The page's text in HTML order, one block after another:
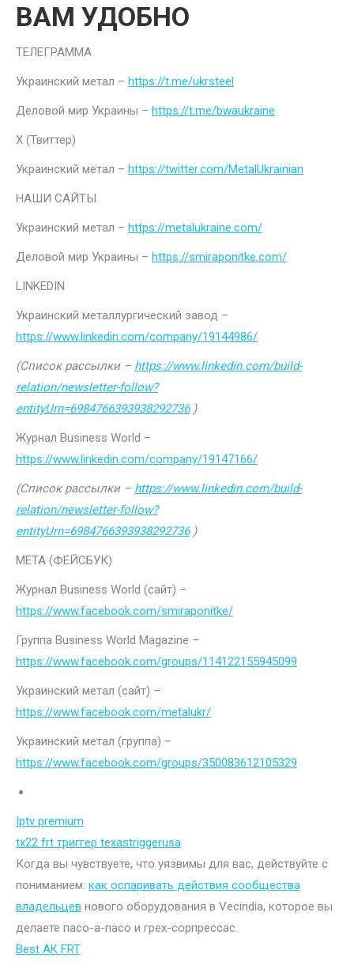
ВАМ УДОБНО
ТЕЛЕГРАММА
Украинский метал – https://t.me/ukrsteel
Деловой мир Украины – https://t.me/bwaukraine
Х (Твиттер)
Украинский метал – https://twitter.com/MetalUkrainian
НАШИ САЙТЫ
Украинский метал – https://metalukraine.com/
Деловой мир Украины – https://smiraponitke.com/
LINKEDIN
Украинский металлургический завод –
https://www.linkedin.com/company/19144986/
(Список рассылки – https://www.linkedin.com/build-
relation/newsletter-follow?
entityUrn=6984766393938292736)
Журнал Business World –
https://www.linkedin.com/company/19147166/
(Список рассылки – https://www.linkedin.com/build-
relation/newsletter-follow?
entityUrn=6984766393938292736)
МЕТА (ФЕЙСБУК)
Журнал Business World (сайт) –
https://www.facebook.com/smiraponitke/
Группа Business World Magazine –
https://www.facebook.com/groups/114122155945099
Украинский метал (сайт) –
https://www.facebook.com/metalukr/
Украинский метал (группа) –
https://www.facebook.com/groups/350083612105329
Iptv premium
tx22 frt триггер texastriggerusa
Когда вы чувствуете, что уязвимы для вас, действуйте с
пониманием: как оспаривать действия сообщества
владельцев нового оборудования в Vecindia, которое вы
делаете пасо-а-пасо и грех-сорпрессас.
Best AK FRT